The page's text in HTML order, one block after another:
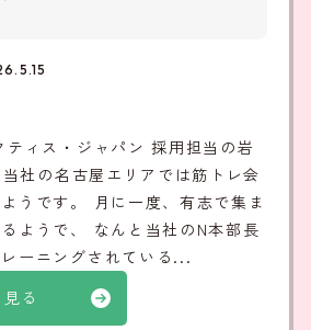
る
ティス・ジャパン 採用担当の岩
社の名古屋エリアでは筋トレ会
うです。 月に一度、有志で集ま
ようで、 なんと当社のN本部長
ーニングされている...